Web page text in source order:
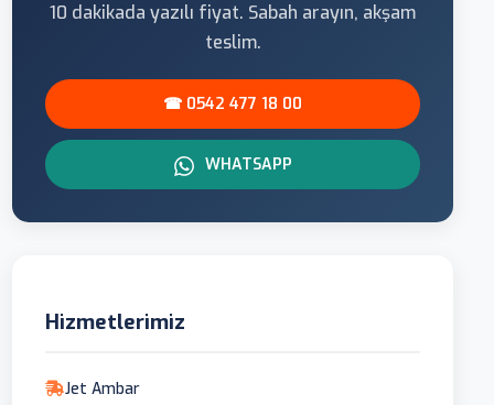
10 dakikada yazılı fiyat. Sabah arayın, akşam
teslim.
☎ 0542 477 18 00
WHATSAPP
Hizmetlerimiz
Jet Ambar